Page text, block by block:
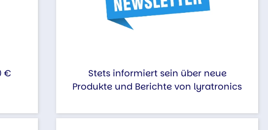
€
Stets informiert sein über neue
Produkte und Berichte von lyratronics